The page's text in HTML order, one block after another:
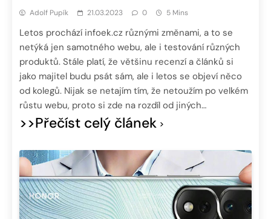
Adolf Pupík 21.03.2023 0 5 Mins
Letos prochází infoek.cz různými změnami, a to se
netýká jen samotného webu, ale i testování různých
produktů. Stále platí, že většinu recenzí a článků si
jako majitel budu psát sám, ale i letos se objeví něco
od kolegů. Nijak se netajím tím, že netoužím po velkém
růstu webu, proto si zde na rozdíl od jiných…
>>Přečíst celý článek